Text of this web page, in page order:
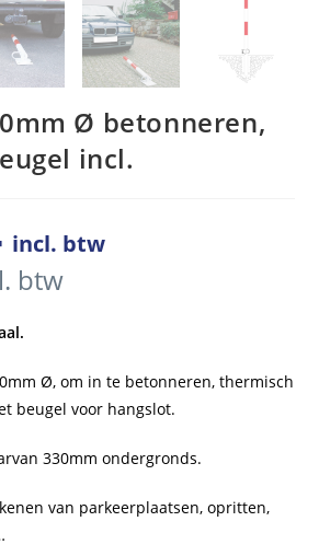
Ø betonneren,
incl.
incl. btw
btw
Ø, om in te betonneren, thermisch
beugel voor hangslot.
330mm ondergronds.
van parkeerplaatsen, opritten,